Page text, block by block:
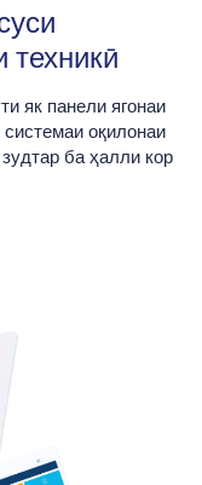
техникӣ
як панели ягонаи
оқилонаи
ба ҳалли кор